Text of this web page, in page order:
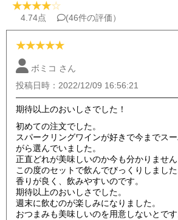
★★★★☆
4.74点 (46件の評価）
★★★★★
ボミコ さん
投稿日時：2022/12/09 16:56:21
期待以上のおいしさでした！
初めての注文でした。
スパークリングワインが好きで今までス
がら選んでいました。
正直どれが美味しいのか今も分かりません
この度のセットで飲んでびっくりしました
香りが良く、飲みやすいのです。
期待以上のおいしさでした。
週末に飲むのが楽しみになりました。
おつまみも美味しいのを用意しないとです